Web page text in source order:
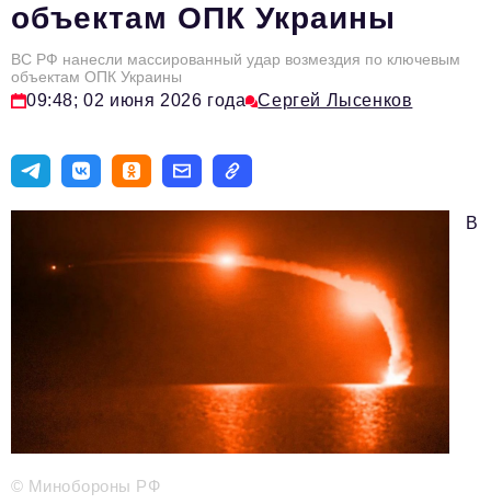
Стиль жизни
Туризм
Импортозамещение
Эксперты
Видео
Информационный отдел
info@business-magazine.online
объектам ОПК Украины
ВС РФ нанесли массированный удар возмездия по ключевым
объектам ОПК Украины
09:48; 02 июня 2026 года Сергей Лысенков
© Минобороны РФ
В